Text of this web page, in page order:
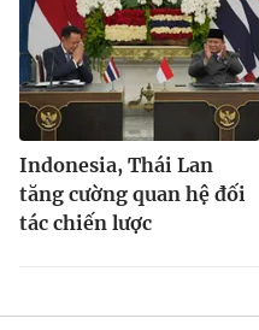
Indonesia, Thái Lan
tăng cường quan hệ đối
tác chiến lược